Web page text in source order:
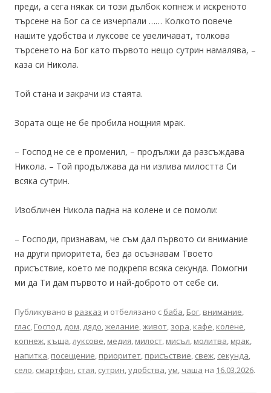
преди, а сега някак си този дълбок копнеж и искреното
търсене на Бог са се изчерпали …… Колкото повече
нашите удобства и луксове се увеличават, толкова
търсенето на Бог като първото нещо сутрин намалява, –
каза си Никола.
Той стана и закрачи из стаята.
Зората още не бе пробила нощния мрак.
– Господ не се е променил, – продължи да разсъждава
Никола. – Той продължава да ни излива милостта Си
всяка сутрин.
Изобличен Никола падна на колене и се помоли:
– Господи, признавам, че съм дал първото си внимание
на други приоритета, без да осъзнавам Твоето
присъствие, което ме подкрепя всяка секунда. Помогни
ми да Ти дам първото и най-доброто от себе си.
Публикувано в разказ и отбелязано с баба, Бог, внимание,
глас, Господ, дом, дядо,желание,живот, зора, кафе, колене,
копнеж, къща,луксове, медия, милост, мисъл, молитва, мрак,
напитка, посещение, приоритет, присъствие, свеж, секунда,
село, смартфон, стая, сутрин,удобства,ум, чаша на 16.03.2026.